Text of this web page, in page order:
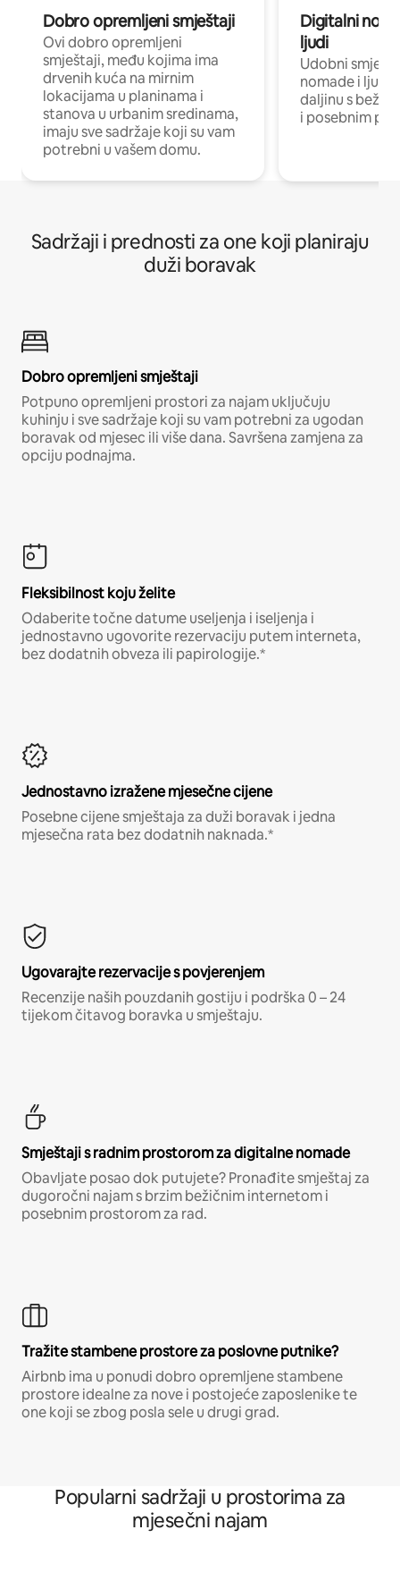
Dobro opremljeni smještaji
Ovi dobro opremljeni
smještaji, među kojima ima
drvenih kuća na mirnim
lokacijama u planinama i
stanova u urbanim sredinama,
imaju sve sadržaje koji su vam
potrebni u vašem domu.
Digitalni
ljudi
Udobni
nomade i ljude
daljinu s
i posebnim
Sadržaji i prednosti za one koji planiraju
duži boravak
Dobro opremljeni smještaji
Potpuno opremljeni prostori za najam uključuju
kuhinju i sve sadržaje koji su vam potrebni za ugodan
boravak od mjesec ili više dana. Savršena zamjena za
opciju podnajma.
Fleksibilnost koju želite
Odaberite točne datume useljenja i iseljenja i
jednostavno ugovorite rezervaciju putem interneta,
bez dodatnih obveza ili papirologije.*
Jednostavno izražene mjesečne cijene
Posebne cijene smještaja za duži boravak i jedna
mjesečna rata bez dodatnih naknada.*
Ugovarajte rezervacije s povjerenjem
Recenzije naših pouzdanih gostiju i podrška 0 – 24
tijekom čitavog boravka u smještaju.
Smještaji s radnim prostorom za digitalne nomade
Obavljate posao dok putujete? Pronađite smještaj za
dugoročni najam s brzim bežičnim internetom i
posebnim prostorom za rad.
Tražite stambene prostore za poslovne putnike?
Airbnb ima u ponudi dobro opremljene stambene
prostore idealne za nove i postojeće zaposlenike te
one koji se zbog posla sele u drugi grad.
Popularni sadržaji u prostorima za
mjesečni najam